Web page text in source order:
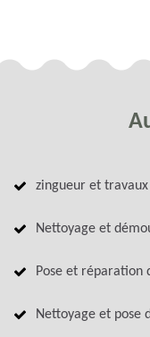
zingueur et
Nettoyage et
Pose et réparation
Nettoyage et pose